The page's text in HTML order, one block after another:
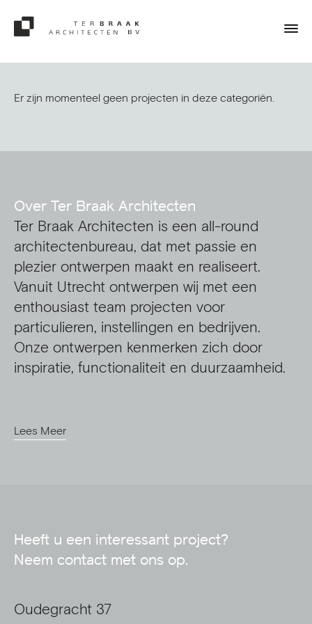
Er zijn momenteel geen projecten in deze categoriën.
Over Ter Braak Architecten
Ter Braak Architecten is een all-round
architectenbureau, dat met passie en
plezier ontwerpen maakt en realiseert.
Vanuit Utrecht ontwerpen wij met een
enthousiast team projecten voor
particulieren, instellingen en bedrijven.
Onze ontwerpen kenmerken zich door
inspiratie, functionaliteit en duurzaamheid.
Lees Meer
Heeft u een interessant project?
Neem contact met ons op.
Oudegracht 37